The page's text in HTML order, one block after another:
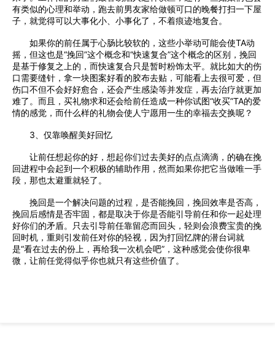
有类似的心理和举动，跑去前男友家给做顿可口的晚餐打扫一下屋
子，就觉得可以大事化小、小事化了，不着痕迹地复合。
如果你的前任属于心肠比较软的，这些小举动可能会使TA动
摇，但这也是“挽回”这个概念和“快速复合”这个概念的区别，挽回
是基于修复之上的，而快速复合只是暂时粉饰太平。就比如大的伤
口需要缝针，拿一块图案好看的胶布去贴，可能看上去很可爱，但
伤口不但不会好好愈合，还会产生感染等并发症，再去治疗就更加
难了。而且，买礼物求和还会给前任造成一种你试图“收买”TA的爱
情的感觉，而什么样的礼物会使人宁愿用一生的幸福去交换呢？
3、仅靠唤醒美好回忆
让前任想起你的好，想起你们过去美好的点点滴滴，的确在挽
回进程中会起到一个积极的辅助作用，然而如果你把它当做唯一手
段，那也太避重就轻了。
挽回是一个解决问题的过程，是否能挽回，挽回效率是否高，
挽回后感情是否牢固，都是取决于你是否能引导前任和你一起处理
好你们的矛盾。只去引导前任靠留恋而回头，轻则会浪费宝贵的挽
回时机，重则引发前任对你的轻视，因为打回忆牌的潜台词就
是“看在过去的份上，再给我一次机会吧”，这种感觉会使你很卑
微，让前任觉得似乎你也就只有这些价值了。